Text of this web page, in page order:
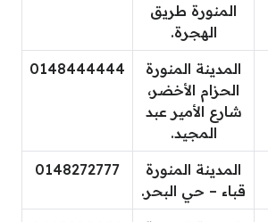
المنورة طريق
الهجرة.
المدينة المنورة
الحزام الأخضر،
شارع الأمير عبد
المجيد.
0148444444
المدينة المنورة
قباء – حي البحر.
0148272777